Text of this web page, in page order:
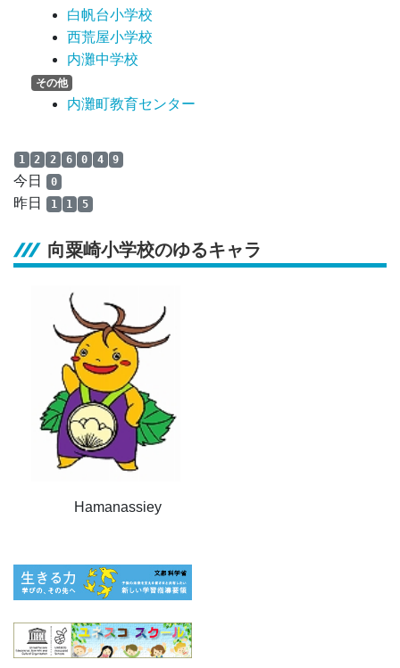
白帆台小学校
西荒屋小学校
内灘中学校
その他
内灘町教育センター
1 2 2 6 0 4 9
今日 0
昨日 1 1 5
向粟崎小学校のゆるキャラ
Hamanassiey